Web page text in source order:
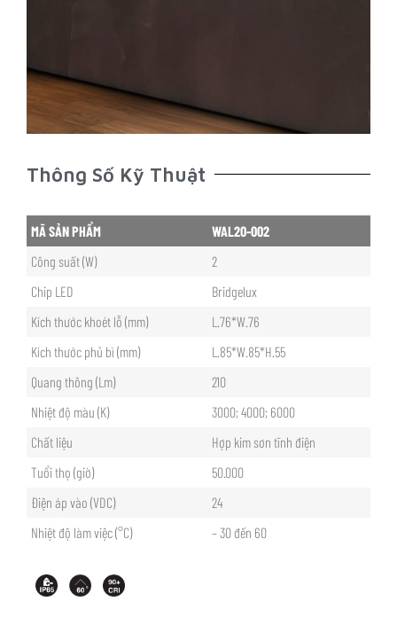
Thông Số Kỹ Thuật
MÃ SẢN PHẨM
WAL20-002
Công suất (W)
2
Chip LED
Bridgelux
Kích thước khoét lỗ (mm)
L.76*W.76
Kích thước phủ bì (mm)
L.85*W.85*H.55
Quang thông (Lm)
210
Nhiệt độ màu (K)
3000; 4000; 6000
Chất liệu
Hợp kim sơn tĩnh điện
Tuổi thọ (giờ)
50.000
Điện áp vào (VDC)
24
Nhiệt độ làm việc (°C)
– 30 đến 60